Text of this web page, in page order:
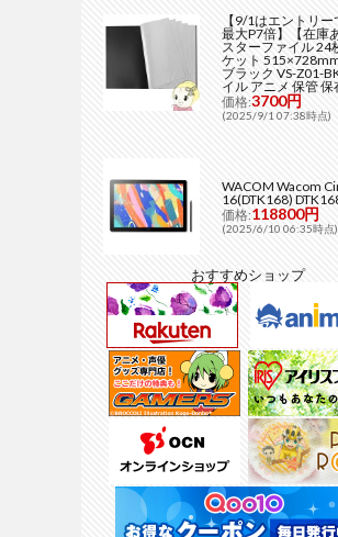
【9/1はエントリ
最大P7倍】【在庫
スターファイル 24
ケット
ブラック VS-Z01-
イル アニメ 保管 保
価格:3700円
(2025/9/1 07:38時点)
WACOM Wacom
16(DTK168)
価格:118800円
(2025/6/10 06:35時点)
おすすめショップ